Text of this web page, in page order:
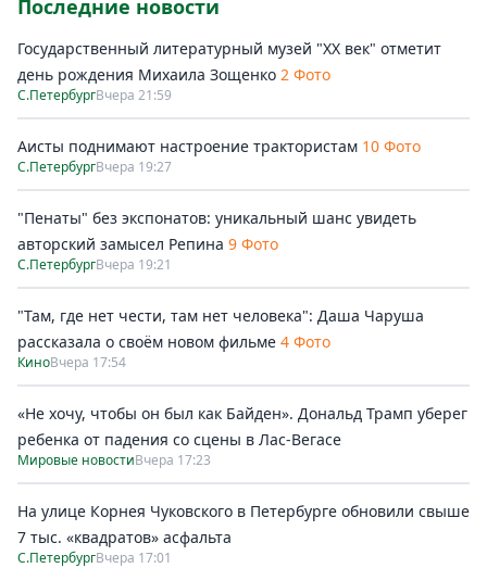
Последние новости
Государственный литературный музей "ХХ век" отметит
день рождения Михаила Зощенко 2 Фото
С.ПетербургВчера 21:59
Аисты поднимают настроение трактористам 10 Фото
С.ПетербургВчера 19:27
"Пенаты" без экспонатов: уникальный шанс увидеть
авторский замысел Репина 9 Фото
С.ПетербургВчера 19:21
"Там, где нет чести, там нет человека": Даша Чаруша
рассказала о своём новом фильме 4 Фото
КиноВчера 17:54
«Не хочу, чтобы он был как Байден». Дональд Трамп уберег
ребенка от падения со сцены в Лас-Вегасе
Мировые новостиВчера 17:23
На улице Корнея Чуковского в Петербурге обновили свыше
7 тыс. «квадратов» асфальта
С.ПетербургВчера 17:01